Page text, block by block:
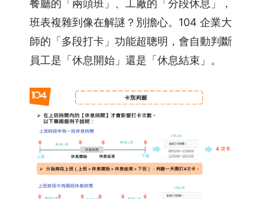
餐廳的「兩頭班」、工廠的「分段休息」，
班表複雜到像在解謎？別擔心。104 企業大
師的「多段打卡」功能超聰明，會自動判斷
員工是「休息開始」還是「休息結束」。